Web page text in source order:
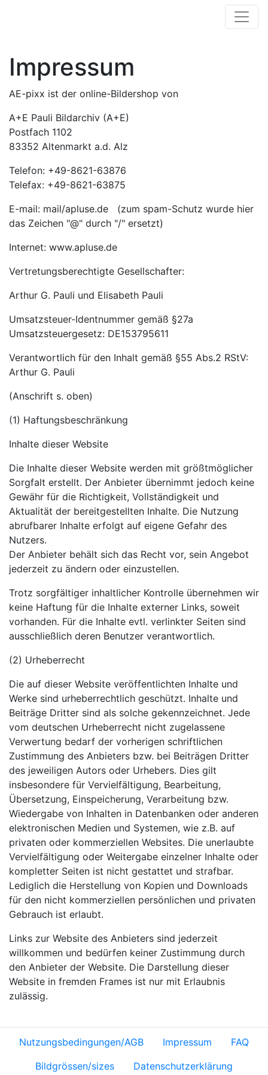
Impressum
AE-pixx ist der online-Bildershop von
A+E Pauli Bildarchiv (A+E)
Postfach 1102
83352 Altenmarkt a.d. Alz
Telefon: +49-8621-63876
Telefax: +49-8621-63875
E-mail: mail/apluse.de (zum spam-Schutz wurde hier
das Zeichen "@" durch "/" ersetzt)
Internet: www.apluse.de
Vertretungsberechtigte Gesellschafter:
Arthur G. Pauli und Elisabeth Pauli
Umsatzsteuer-Identnummer gemäß §27a
Umsatzsteuergesetz: DE153795611
Verantwortlich für den Inhalt gemäß §55 Abs.2 RStV:
Arthur G. Pauli
(Anschrift s. oben)
(1) Haftungsbeschränkung
Inhalte dieser Website
Die Inhalte dieser Website werden mit größtmöglicher
Sorgfalt erstellt. Der Anbieter übernimmt jedoch keine
Gewähr für die Richtigkeit, Vollständigkeit und
Aktualität der bereitgestellten Inhalte. Die Nutzung
abrufbarer Inhalte erfolgt auf eigene Gefahr des
Nutzers.
Der Anbieter behält sich das Recht vor, sein Angebot
jederzeit zu ändern oder einzustellen.
Trotz sorgfältiger inhaltlicher Kontrolle übernehmen wir
keine Haftung für die Inhalte externer Links, soweit
vorhanden. Für die Inhalte evtl. verlinkter Seiten sind
ausschließlich deren Benutzer verantwortlich.
(2) Urheberrecht
Die auf dieser Website veröffentlichten Inhalte und
Werke sind urheberrechtlich geschützt. Inhalte und
Beiträge Dritter sind als solche gekennzeichnet. Jede
vom deutschen Urheberrecht nicht zugelassene
Verwertung bedarf der vorherigen schriftlichen
Zustimmung des Anbieters bzw. bei Beiträgen Dritter
des jeweiligen Autors oder Urhebers. Dies gilt
insbesondere für Vervielfältigung, Bearbeitung,
Übersetzung, Einspeicherung, Verarbeitung bzw.
Wiedergabe von Inhalten in Datenbanken oder anderen
elektronischen Medien und Systemen, wie z.B. auf
privaten oder kommerziellen Websites. Die unerlaubte
Vervielfältigung oder Weitergabe einzelner Inhalte oder
kompletter Seiten ist nicht gestattet und strafbar.
Lediglich die Herstellung von Kopien und Downloads
für den nicht kommerziellen persönlichen und privaten
Gebrauch ist erlaubt.
Links zur Website des Anbieters sind jederzeit
willkommen und bedürfen keiner Zustimmung durch
den Anbieter der Website. Die Darstellung dieser
Website in fremden Frames ist nur mit Erlaubnis
zulässig.
Nutzungsbedingungen/AGB Impressum
FAQ
Bildgrössen/sizes
Datenschutzerklärung